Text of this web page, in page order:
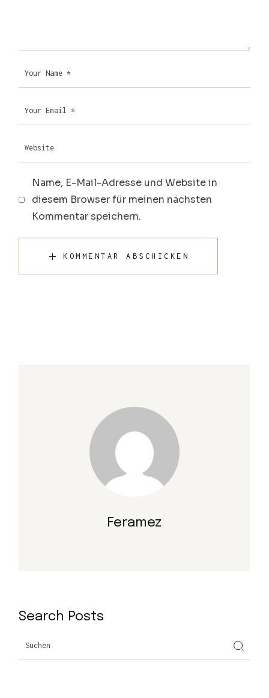
Name, E-Mail-Adresse und Website in
diesem Browser für meinen nächsten
Kommentar speichern.
KOMMENTAR ABSCHICKEN
Feramez
Search Posts